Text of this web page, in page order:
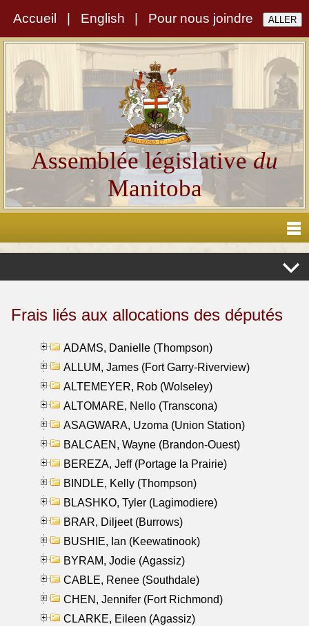
Accueil English Pour nous joindre
Assemblée législativedu
Manitoba
Frais liés aux allocations des députés
ADAMS, Danielle (Thompson)
ALLUM, James (Fort Garry-Riverview)
ALTEMEYER, Rob (Wolseley)
ALTOMARE, Nello (Transcona)
ASAGWARA, Uzoma (Union Station)
BALCAEN, Wayne (Brandon-Ouest)
BEREZA, Jeff (Portage la Prairie)
BINDLE, Kelly (Thompson)
BLASHKO, Tyler (Lagimodiere)
BRAR, Diljeet (Burrows)
BUSHIE, Ian (Keewatinook)
BYRAM, Jodie (Agassiz)
CABLE, Renee (Southdale)
CHEN, Jennifer (Fort Richmond)
CLARKE, Eileen (Agassiz)